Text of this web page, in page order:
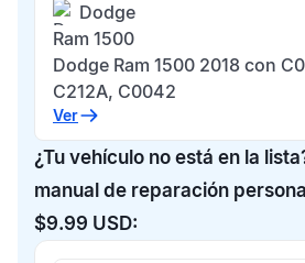
Dodge
Ram 1500
Dodge Ram 1500 2018 con
C212A, C0042
Ver
¿Tu vehículo no está en la
manual de reparación
$9.99 USD: